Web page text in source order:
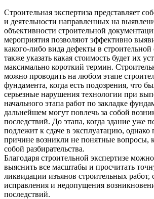
Строительная экспертиза представляет
и деятельности направленных на
объективности строительной
мероприятия позволяют эффективно
какого-либо вида дефекты в строительной
также указать какая стоимость будет их
максимально короткий термин.
можно проводить на любом этапе
фундамента, когда есть подозрения, что
серьезные нарушения технологии при
начального этапа работ по закладке
дальнейшем могут повлечь за собой
последствий. До этапа, когда здание уже
подлежит к сдаче в эксплуатацию,
причине возникли не понятные вопросы,
собой разбирательства.
Благодаря строительной экспертизе
выяснить все масштабы и просчитать
ликвидации изъянов строительных работ,
исправления и недопущения
последствий.